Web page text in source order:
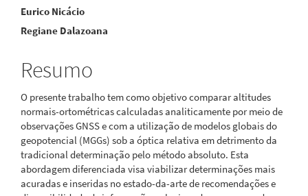
Conteúdo
do
artigo
principal
Eurico Nicácio
Regiane Dalazoana
Resumo
O presente trabalho tem como objetivo comparar altitudes
normais-ortométricas calculadas analiticamente por meio de
observações GNSS e com a utilização de modelos globais do
geopotencial (MGGs) sob a óptica relativa em detrimento da
tradicional determinação pelo método absoluto. Esta
abordagem diferenciada visa viabilizar determinações mais
acuradas e inseridas no estado-da-arte de recomendações e